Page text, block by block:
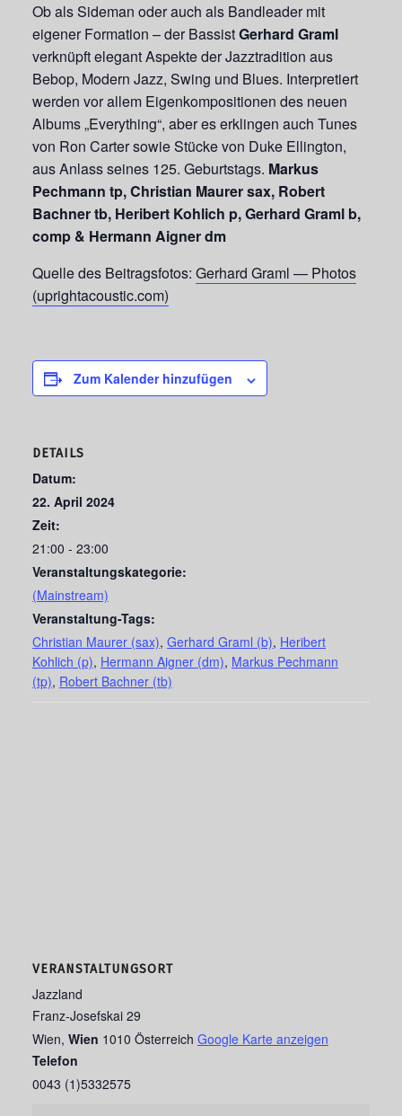
Ob als Sideman oder auch als Bandleader mit
eigener Formation – der BassistGerhard Graml
verknüpft elegant Aspekte der Jazztradition aus
Bebop, Modern Jazz, Swing und Blues. Interpretiert
werden vor allem Eigenkompositionen des neuen
Albums „Everything“, aber es erklingen auch Tunes
von Ron Carter sowie Stücke von Duke Ellington,
aus Anlass seines 125. Geburtstags. Markus
Pechmann tp, Christian Maurer sax, Robert
Bachner tb, Heribert Kohlich p, Gerhard Graml b,
comp & Hermann Aigner dm
Quelle des Beitragsfotos: Gerhard Graml — Photos
(uprightacoustic.com)
Zum Kalender hinzufügen
DETAILS
Datum:
22. April 2024
Zeit:
21:00 - 23:00
Veranstaltungskategorie:
(Mainstream)
Veranstaltung-Tags:
Christian Maurer (sax), Gerhard Graml (b), Heribert
Kohlich (p), Hermann Aigner (dm), Markus Pechmann
(tp), Robert Bachner (tb)
VERANSTALTUNGSORT
Jazzland
Franz-Josefskai 29
Wien, Wien 1010 Österreich Google Karte anzeigen
Telefon
0043 (1)5332575